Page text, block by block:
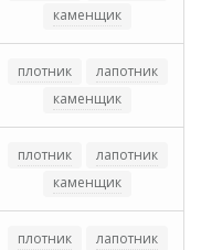
каменщик
плотник
лапотник
каменщик
плотник
лапотник
каменщик
плотник
лапотник